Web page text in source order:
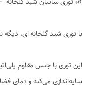
با توری شید گلخانه ای،
این توری با جنس مقاوم
سایه‌اندازی می‌کنه و دمای